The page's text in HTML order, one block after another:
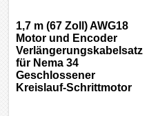
1,7 m (67 Zoll) AWG18
Motor und Encoder
Verlängerungskabelsatz
für Nema 34
Geschlossener
Kreislauf-Schrittmotor